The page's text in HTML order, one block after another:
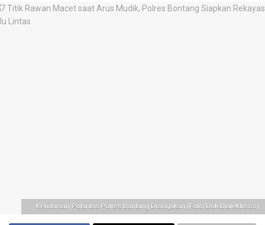
Kendaraan Polantas Polres Bontang Disiagakan (Foto/Dok.Dialektis.co)